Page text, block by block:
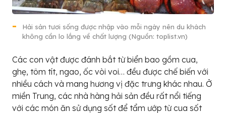
Hải sản tươi sống được nhập vào mỗi ngày nên du khách
không cần lo lắng về chất lượng (Nguồn: toplist.vn)
Các con vật được đánh bắt từ biển bao gồm cua,
ghẹ, tôm tít, ngao, ốc vòi voi… đều được chế biến với
nhiều cách và mang hương vị đặc trưng khác nhau. Ở
miền Trung, các nhà hàng hải sản đều rất nổi tiếng
với các món ăn sử dụng sốt để tẩm ướp từ cua sốt